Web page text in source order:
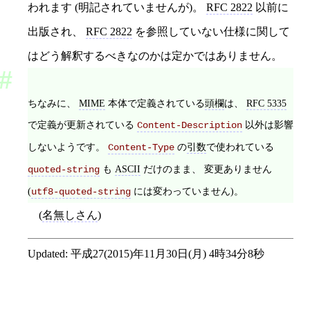
われます (明記されていませんが)。 RFC 2822 以前に
出版され、 RFC 2822 を参照していない仕様に関して
はどう解釈するべきなのかは定かではありません。
ちなみに、 MIME 本体で定義されている頭欄は、 RFC 5335
で定義が更新されている Content-Description 以外は影響
しないようです。 Content-Type の引数で使われている
quoted-string も ASCII だけのまま、 変更ありません
(utf8-quoted-string には変わっていません)。
(名無しさん)
Updated: 平成27(2015)年11月30日(月) 4時34分8秒